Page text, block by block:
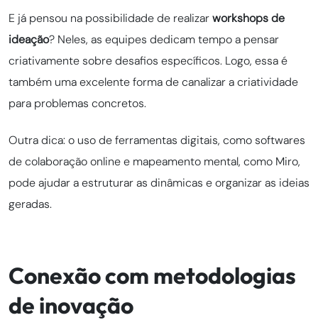
E já pensou na possibilidade de realizarworkshops de
ideação? Neles, as equipes dedicam tempo a pensar
criativamente sobre desafios específicos. Logo, essa é
também uma excelente forma de canalizar a criatividade
para problemas concretos.
Outra dica: o uso de ferramentas digitais, como softwares
de colaboração online e mapeamento mental, como Miro,
pode ajudar a estruturar as dinâmicas e organizar as ideias
geradas.
Conexão com metodologias
de inovação